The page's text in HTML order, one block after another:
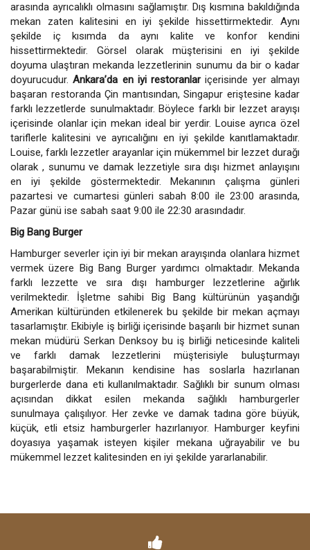
arasında ayrıcalıklı olmasını sağlamıştır. Dış kısmına bakıldığında
mekan zaten kalitesini en iyi şekilde hissettirmektedir. Aynı
şekilde iç kısımda da aynı kalite ve konfor kendini
hissettirmektedir. Görsel olarak müşterisini en iyi şekilde
doyuma ulaştıran mekanda lezzetlerinin sunumu da bir o kadar
doyurucudur.Ankara’da en iyi restoranlariçerisinde yer almayı
başaran restoranda Çin mantısından, Singapur eriştesine kadar
farklı lezzetlerde sunulmaktadır. Böylece farklı bir lezzet arayışı
içerisinde olanlar için mekan ideal bir yerdir. Louise ayrıca özel
tariflerle kalitesini ve ayrıcalığını en iyi şekilde kanıtlamaktadır.
Louise, farklı lezzetler arayanlar için mükemmel bir lezzet durağı
olarak , sunumu ve damak lezzetiyle sıra dışı hizmet anlayışını
en iyi şekilde göstermektedir. Mekanının çalışma günleri
pazartesi ve cumartesi günleri sabah 8:00 ile 23:00 arasında,
Pazar günü ise sabah saat 9:00 ile 22:30 arasındadır.
Big Bang Burger
Hamburger severler için iyi bir mekan arayışında olanlara hizmet
vermek üzere Big Bang Burger yardımcı olmaktadır. Mekanda
farklı lezzette ve sıra dışı hamburger lezzetlerine ağırlık
verilmektedir. İşletme sahibi Big Bang kültürünün yaşandığı
Amerikan kültüründen etkilenerek bu şekilde bir mekan açmayı
tasarlamıştır. Ekibiyle iş birliği içerisinde başarılı bir hizmet sunan
mekan müdürü Serkan Denksoy bu iş birliği neticesinde kaliteli
ve farklı damak lezzetlerini müşterisiyle buluşturmayı
başarabilmiştir. Mekanın kendisine has soslarla hazırlanan
burgerlerde dana eti kullanılmaktadır. Sağlıklı bir sunum olması
açısından dikkat esilen mekanda sağlıklı hamburgerler
sunulmaya çalışılıyor. Her zevke ve damak tadına göre büyük,
küçük, etli etsiz hamburgerler hazırlanıyor. Hamburger keyfini
doyasıya yaşamak isteyen kişiler mekana uğrayabilir ve bu
mükemmel lezzet kalitesinden en iyi şekilde yararlanabilir.